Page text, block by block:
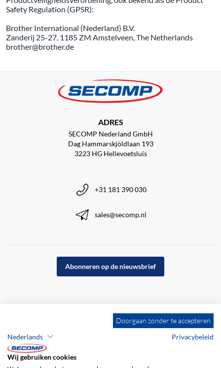
Safety Regulation (GPSR):
Brother International (Nederland) B.V.
Zanderij 25-27, 1185 ZM Amstelveen, The Netherlands
brother@brother.de
ADRES
SECOMP Nederland GmbH
Dag Hammarskjöldlaan 193
3223 HG Hellevoetsluis
+31 181 390 030
sales@secomp.nl
Abonneren op de nieuwsbrief
Doorgaan zonder te accepteren
Nederlands
Privacybeleid
Wij gebruiken cookies